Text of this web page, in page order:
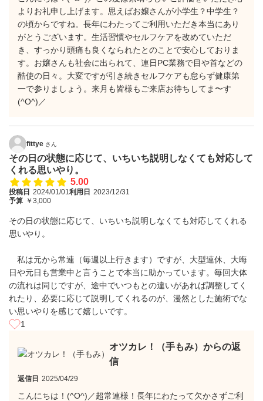
よりお礼申し上げます。思えばお嬢さんが小学生？中学生？
の頃からですね。長年にわたってご利用いただき本当にあり
がとうございます。生活習慣やセルフケアを改めていただ
き、すっかり頭痛も良くなられたとのことで安心しておりま
す。お嬢さんも社会に出られて、連日PC業務で目や首などの
酷使の日々。大変ですが引き続きセルフケアも怠らず健康第
一で参りましょう。来月も皆様もご来店お待ちしてま〜す
(^O^)／
fittye さん
その日の状態に応じて、いちいち説明しなくても対応して
くれる思いやり。
5.00
投稿日 2024/01/01利用日 2023/12/31
予算 ￥3,000
その日の状態に応じて、いちいち説明しなくても対応してくれる
思いやり。
私は元から常連（毎週以上行きます）ですが、大型連休、大晦
日や元日も営業中と言うことで本当に助かっています。毎回大体
の流れは同じですが、途中でいつもとの違いがあれば調整してく
れたり、必要に応じて説明してくれるのが、漫然とした施術でな
い思いやりを感じて嬉しいです。
1
オツカレ！（手もみ）からの返
信
返信日 2025/04/29
こんにちは！(^O^)／超常連様！長年にわたって欠かさずご利